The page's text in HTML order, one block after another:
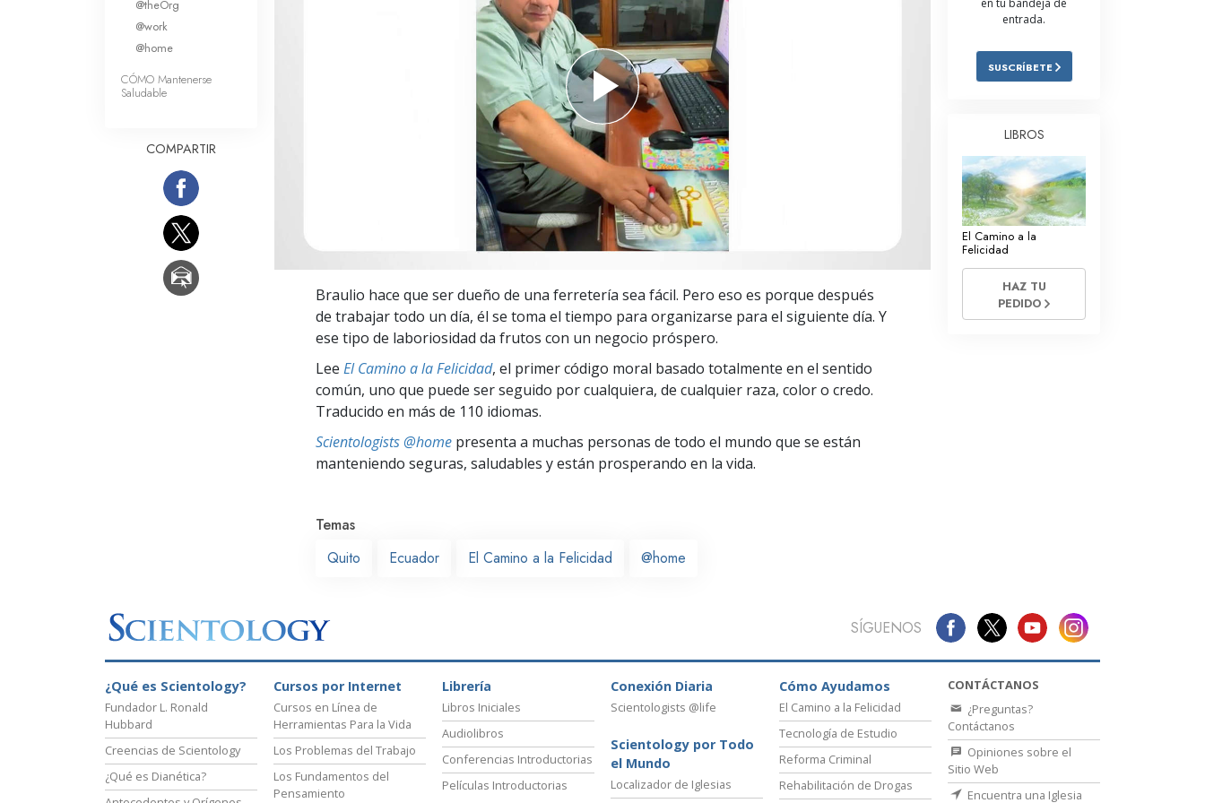
Respuestas a las Drogas
La Causa de la Supresión
Investigaciones
Los Fundamentos de la Organización
Los Fundamentos de las Relaciones
Braulio hace que ser dueño de una ferretería sea fácil. Pero eso es porque después
de trabajar todo un día, él se toma el tiempo para organizarse para el siguiente día. Y
ese tipo de laboriosidad da frutos con un negocio próspero.
Lee El Camino a la Felicidad, el primer código moral basado totalmente en el sentido
común, uno que puede ser seguido por cualquiera, de cualquier raza, color o credo.
Traducido en más de 110 idiomas.
Scientologists @home presenta a muchas personas de todo el mundo que se están
manteniendo seguras, saludables y están prosperando en la vida.
Temas
Quito
Ecuador El Camino a la Felicidad @home
@theOrg
@work
@home
CÓMO Mantenerse
Saludable
COMPARTIR
en tu bandeja de
entrada.
SUSCRÍBETE
LIBROS
El Camino a la
Felicidad
HAZ TU
PEDIDO
SÍGUENOS
¿Qué es Scientology?
Fundador L. Ronald
Hubbard
Creencias de Scientology
¿Qué es Dianética?
Cursos por Internet
Cursos en Línea de
Herramientas Para la Vida
Los Problemas del Trabajo
Los Fundamentos del
Pensamiento
Librería
Libros Iniciales
Audiolibros
Conferencias Introductorias
Películas Introductorias
Conexión Diaria
Scientologists @life
Scientology por Todo
el Mundo
Localizador de Iglesias
Cómo Ayudamos
El Camino a la Felicidad
Tecnología de Estudio
Reforma Criminal
Rehabilitación de Drogas
CONTÁCTANOS
¿Preguntas?
Contáctanos
Opiniones sobre el
Sitio Web
Encuentra una Iglesia